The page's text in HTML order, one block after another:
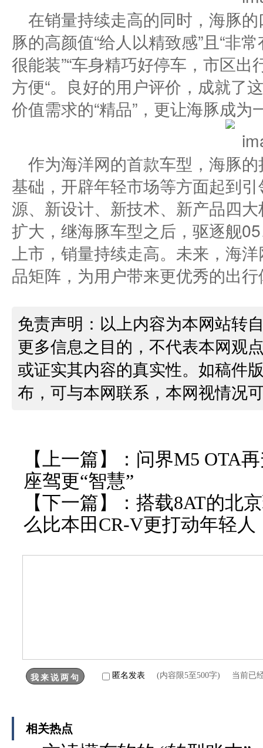
在销量持续走高的同时，海豚
豚的高颜值“给人以精致感”且“非
很能装”“车身精巧好停车，市区出
方便“。良好的用户评价，成就了
价值需求的“精品”，更让海豚成为
作为海洋网的首款车型，海豚
基础，开辟年轻市场等方面起到
源、新设计、新技术、新产品四
扩大，继海豚车型之后，驱逐舰
上市，销量持续走高。未来，海
品矩阵，为用户带来更优秀的出
免责声明：以上内容为本网站转
更多信息之目的，不代表本网观
或证实其内容的真实性。如稿件
布，可与本网联系，本网视情况
【上一篇】： 问界M5 OTA
座驾更“智慧”
【下一篇】： 搭载8AT的北
么比本田CR-V更打动年轻人
匿名发表 (内容限5至500字) 当前已
相关热点